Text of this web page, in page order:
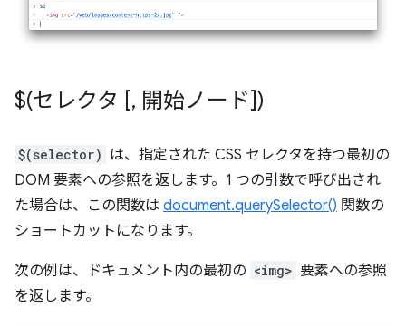
$(セレクタ [, 開始ノード])
$(selector) は、指定された CSS セレクタを持つ最初の
DOM 要素への参照を返します。1 つの引数で呼び出され
た場合は、この関数は document.querySelector() 関数の
ショートカットになります。
次の例は、ドキュメント内の最初の <img> 要素への参照
を返します。